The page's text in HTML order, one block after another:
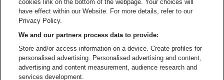
Ga naar de
Stadsschouwburg Antwerpen is een deel van be•at
Stadsschouwburg Antwerpen
Nieuwstad 1, 2000 Antwerpen
Be-At Venues
Schijnpoortweg 119, 2170 Antwerpen
BTW (BE) 0461.051.688 - RPR Antwerpen
BNP Paribas Fortis - IBAN: BE93 2200 4925 0067 - BIC:
cookies link on the bottom of the webpage. Your choices will
have effect within our Website. For more details, refer to our
Privacy Policy.
We and our partners process data to provide:
Store and/or access information on a device. Create profiles for
personalised advertising. Personalised advertising and content,
advertising and content measurement, audience research and
services development.